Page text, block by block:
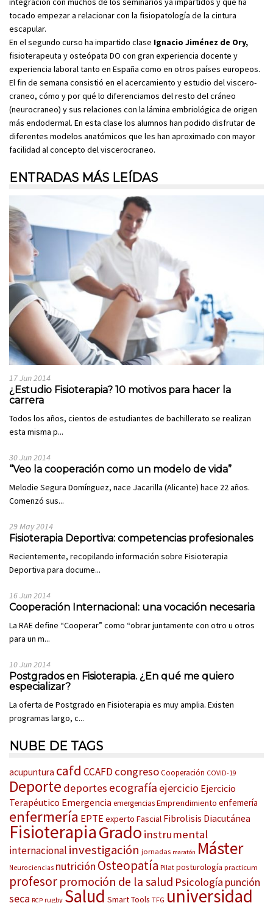
tocado empezar a relacionar con la fisiopatología de la cintura
escapular.
En el segundo curso ha impartido clase Ignacio Jiménez de Ory,
fisioterapeuta y osteópata DO con gran experiencia docente y
experiencia laboral tanto en España como en otros países europeos.
El fin de semana consistió en el acercamiento y estudio del viscero-
craneo, cómo y por qué lo diferenciamos del resto del cráneo
(neurocraneo) y sus relaciones con la lámina embriológica de origen
más endodermal. En esta clase los alumnos han podido disfrutar de
diferentes modelos anatómicos que les han aproximado con mayor
facilidad al concepto del viscerocraneo.
ENTRADAS MÁS LEÍDAS
17 Jun 2014
¿Estudio Fisioterapia? 10 motivos para hacer la
carrera
Todos los años, cientos de estudiantes de bachillerato se realizan
esta misma p...
30 Jun 2014
“Veo la cooperación como un modelo de vida”
Melodie Segura Domínguez, nace Jacarilla (Alicante) hace 22 años.
Comenzó sus...
29 May 2014
Fisioterapia Deportiva: competencias profesionales
Recientemente, recopilando información sobre Fisioterapia
Deportiva para docume...
16 Jun 2014
Cooperación Internacional: una vocación necesaria
La RAE define “Cooperar” como “obrar juntamente con otro u otros
para un m...
10 Jun 2014
Postgrados en Fisioterapia. ¿En qué me quiero
especializar?
La oferta de Postgrado en Fisioterapia es muy amplia. Existen
programas largo, c...
NUBE DE TAGS
acupuntura cafd CCAFDcongresoCooperación COVID-19
Deporte deportes ecografía ejercicio Ejercicio
Terapéutico EmergenciaemergenciasEmprendimiento enfemería
enfermería EPTE experto Fascial Fibrolisis Diacutánea
FisioterapiaGrado instrumental
internacional investigación jornadas maratón Máster
Neurociencias nutrición Osteopatía Pilat posturología practicum
profesor promoción de la salud Psicología punción
seca RCP rugby Salud Smart Tools TFG universidad